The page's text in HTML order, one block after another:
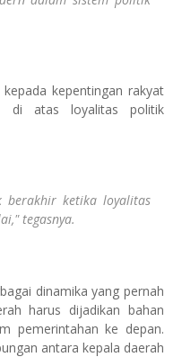
kepentingan rakyat
di atas loyalitas politik
berakhir ketika loyalitas
tegasnya.
dinamika yang pernah
harus dijadikan bahan
pemerintahan ke depan.
antara kepala daerah